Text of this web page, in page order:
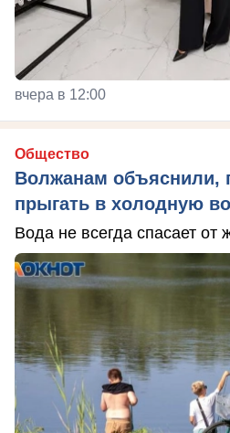
вчера в 12:00
Общество
Волжанам объяснили,
прыгать в холодную
Вода не всегда спасает от